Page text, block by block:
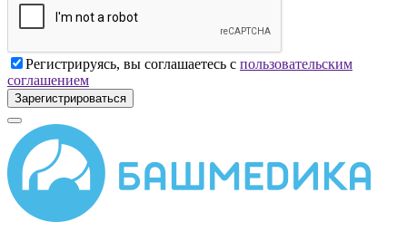
Регистрируясь, вы соглашаетесь с пользовательским
соглашением
Зарегистрироваться